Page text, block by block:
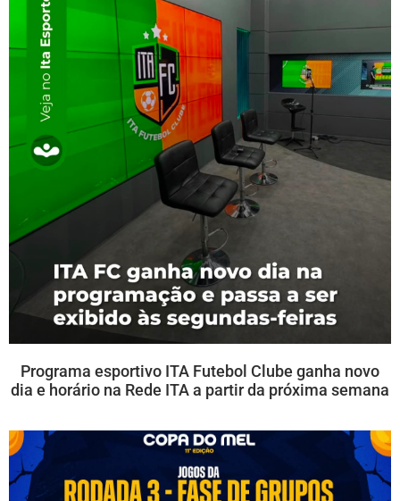
Programa esportivo ITA Futebol Clube ganha novo
dia e horário na Rede ITA a partir da próxima semana